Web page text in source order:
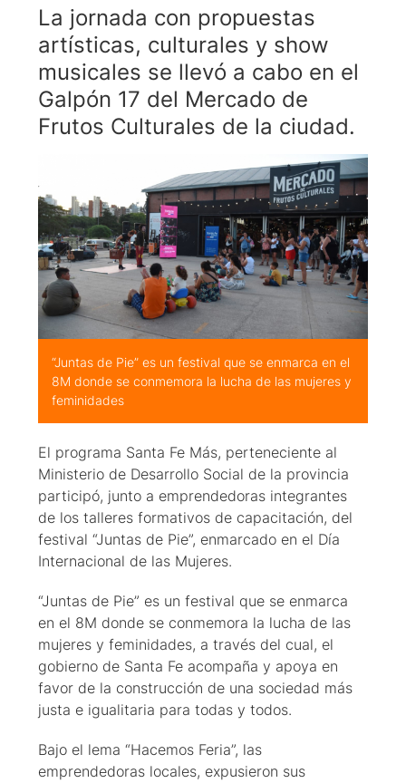
La jornada con propuestas
artísticas, culturales y show
musicales se llevó a cabo en el
Galpón 17 del Mercado de
Frutos Culturales de la ciudad.
“Juntas de Pie” es un festival que se enmarca en el
8M donde se conmemora la lucha de las mujeres y
feminidades
El programa Santa Fe Más, perteneciente al
Ministerio de Desarrollo Social de la provincia
participó, junto a emprendedoras integrantes
de los talleres formativos de capacitación, del
festival “Juntas de Pie”, enmarcado en el Día
Internacional de las Mujeres.
“Juntas de Pie” es un festival que se enmarca
en el 8M donde se conmemora la lucha de las
mujeres y feminidades, a través del cual, el
gobierno de Santa Fe acompaña y apoya en
favor de la construcción de una sociedad más
justa e igualitaria para todas y todos.
Bajo el lema “Hacemos Feria”, las
emprendedoras locales, expusieron sus